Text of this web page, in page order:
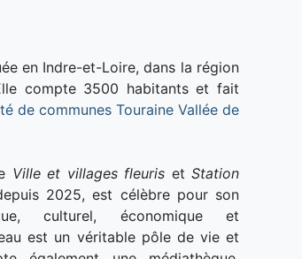
en Indre-et-Loire, dans la région
compte 3500 habitants et fait
de communes Touraine Vallée de
Ville et villages fleuris et Station
2025, est célèbre pour son
culturel, économique et
est un véritable pôle de vie et